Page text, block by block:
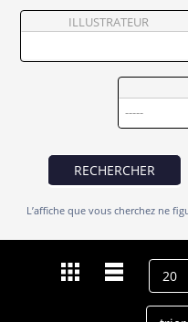
Vendre
ILLUSTRATEUR
RECHERCHER
L’affiche que vous cherchez ne